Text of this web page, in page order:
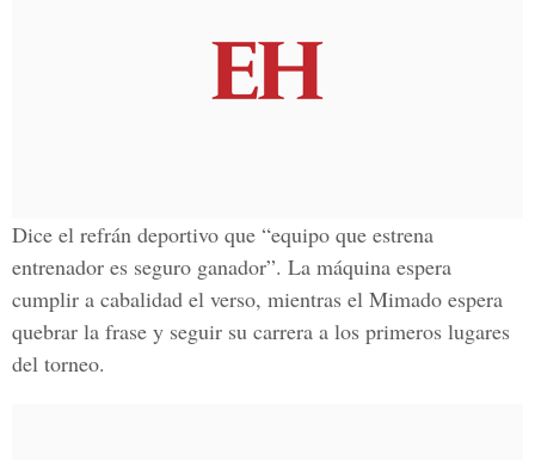
Dice el refrán deportivo que “equipo que estrena
entrenador es seguro ganador”. La máquina espera
cumplir a cabalidad el verso, mientras el Mimado espera
quebrar la frase y seguir su carrera a los primeros lugares
del torneo.